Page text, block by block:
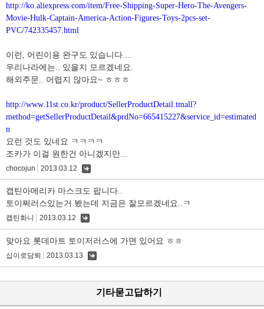
http://ko.aliexpress.com/item/Free-Shipping-Super-Hero-The-Avengers-
Movie-Hulk-Captain-America-Action-Figures-Toys-2pcs-set-
PVC/742335457.html
이런, 어린이용 완구도 있습니다....
우리나라에는.. 있을지 모르겠네요.
해외주문.. 어렵지 않아요~ ㅎㅎㅎ
http://www.11st.co.kr/product/SellerProductDetail.tmall?
method=getSellerProductDetail&prdNo=665415227&service_id=estimated
n
요런 것도 있네요 ㅋㅋㅋㅋ
조카가 이걸 원한건 아니겠지만...
chocojun 2013.03.12
캡틴아메리카 마스크도 팝니다..
토이쩌러스있는거 봤는데 지금은 잘모르겠네요..ㅋ
캡틴화니 2013.03.12
맞아요 롯데마트 토이저러스에 가면 있어요 ㅎㅎ
십이로담퇴 2013.03.13
기타묻고답하기